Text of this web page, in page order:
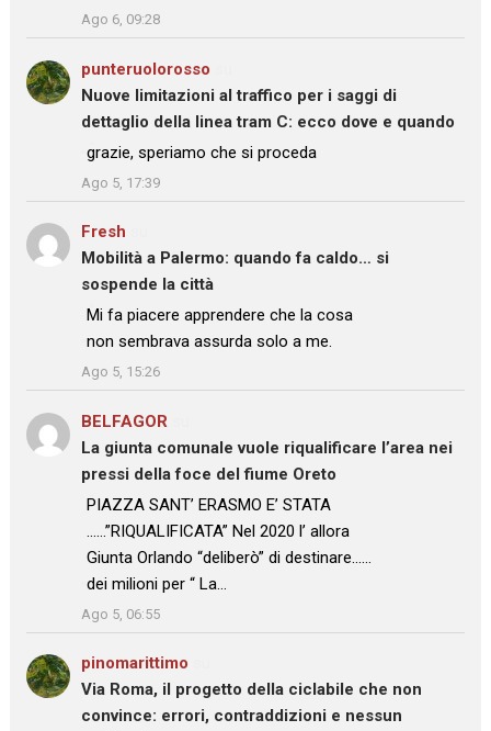
Ago 6, 09:28
punteruolorosso
Nuove limitazioni al traffico per i saggi di
dettaglio della linea tram C: ecco dove e quando
: “
grazie, speriamo che si proceda
”
Ago 5, 17:39
Fresh
Mobilità a Palermo: quando fa caldo… si
sospende la città
: “Mi fa piacere apprendere che la cosa
non sembrava assurda solo a me.
”
Ago 5, 15:26
BELFAGOR
La giunta comunale vuole riqualificare l’area nei
pressi della foce del fiume Oreto
: “
PIAZZA SANT’ ERASMO E’ STATA
……”RIQUALIFICATA” Nel 2020 l’ allora
Giunta Orlando “deliberò” di destinare……
dei milioni per “ La…
”
Ago 5, 06:55
pinomarittimo
Via Roma, il progetto della ciclabile che non
convince: errori, contraddizioni e nessun